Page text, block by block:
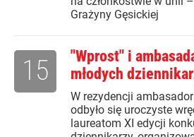
Grażyny Gęsickiej
"Wprost" i
młodych
W rezydencji
odbyło się uroczyste
laureatom XI edycji
15